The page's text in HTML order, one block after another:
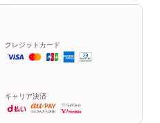
クレジットカード
キャリア決済